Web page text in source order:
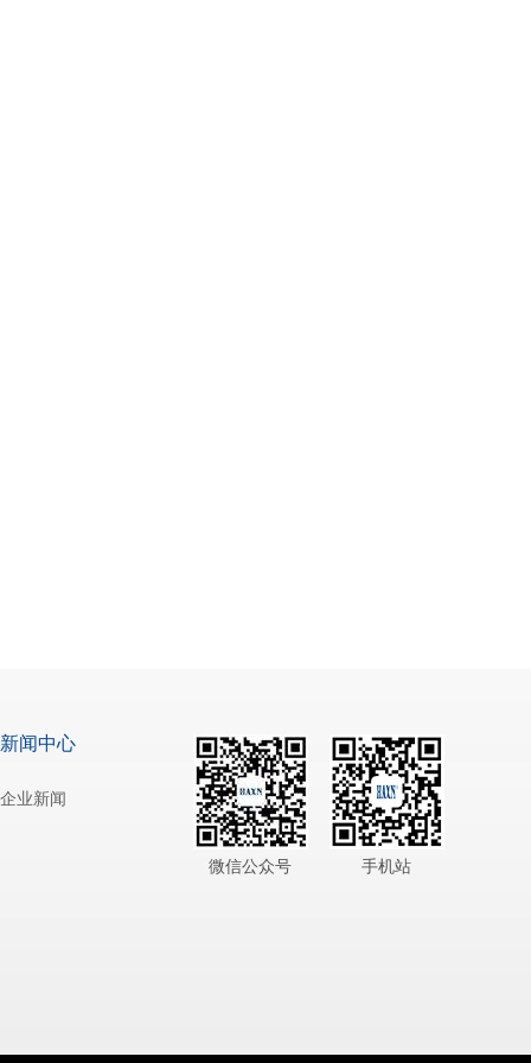
新闻中心
企业新闻
微信公众号 手机站